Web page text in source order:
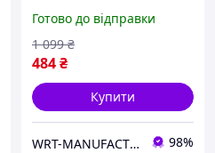
арт. 0910436202 )
Готово до відправки
484₴
1 099 ₴
Купити
WRT-MANUFACTURING 98%